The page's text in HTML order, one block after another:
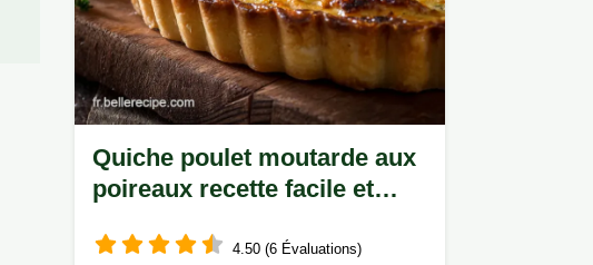
Quiche poulet moutarde aux
poireaux recette facile et
4.50 (6 Évaluations)